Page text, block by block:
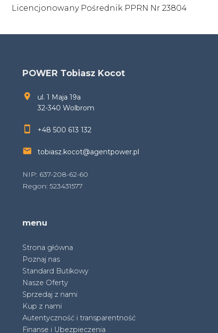
Licencjonowany Pośrednik PPRN Nr 23804
POWER Tobiasz Kocot
ul. 1 Maja 19a
32-340 Wolbrom
+48 500 613 132
tobiasz.kocot@agentpower.pl
NIP: 637-208-62-60
Regon: 523431577
menu
Strona główna
Poznaj nas
Standard Butikowy
Nasze Oferty
Sprzedaj z nami
Kup z nami
Autentyczność i transparentność
Finanse i Ubezpieczenia